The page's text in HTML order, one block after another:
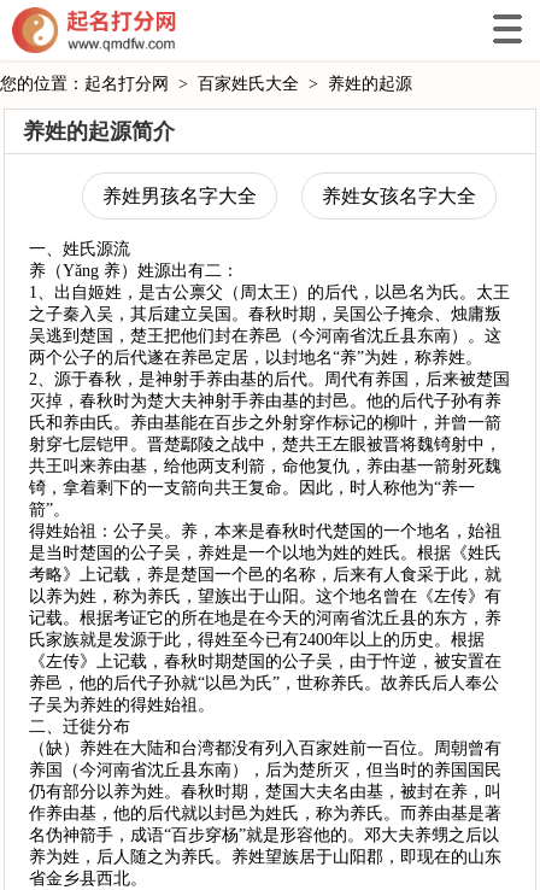
您的位置： 起名打分网 > 百家姓氏大全 > 养姓的起源
养姓的起源简介
养姓男孩名字大全 养姓女孩名字大全
一、姓氏源流
养（Yǎng 养）姓源出有二：
1、出自姬姓，是古公禀父（周太王）的后代，以邑名为氏。太王
之子秦入吴，其后建立吴国。春秋时期，吴国公子掩佘、烛庸叛
吴逃到楚国，楚王把他们封在养邑（今河南省沈丘县东南）。这
两个公子的后代遂在养邑定居，以封地名“养”为姓，称养姓。
2、源于春秋，是神射手养由基的后代。周代有养国，后来被楚国
灭掉，春秋时为楚大夫神射手养由基的封邑。他的后代子孙有养
氏和养由氏。养由基能在百步之外射穿作标记的柳叶，并曾一箭
射穿七层铠甲。晋楚鄢陵之战中，楚共王左眼被晋将魏锜射中，
共王叫来养由基，给他两支利箭，命他复仇，养由基一箭射死魏
锜，拿着剩下的一支箭向共王复命。因此，时人称他为“养一
箭”。
得姓始祖：公子吴。养，本来是春秋时代楚国的一个地名，始祖
是当时楚国的公子吴，养姓是一个以地为姓的姓氏。根据《姓氏
考略》上记载，养是楚国一个邑的名称，后来有人食采于此，就
以养为姓，称为养氏，望族出于山阳。这个地名曾在《左传》有
记载。根据考证它的所在地是在今天的河南省沈丘县的东方，养
氏家族就是发源于此，得姓至今已有2400年以上的历史。根据
《左传》上记载，春秋时期楚国的公子吴，由于忤逆，被安置在
养邑，他的后代子孙就“以邑为氏”，世称养氏。故养氏后人奉公
子吴为养姓的得姓始祖。
二、迁徙分布
（缺）养姓在大陆和台湾都没有列入百家姓前一百位。周朝曾有
养国（今河南省沈丘县东南），后为楚所灭，但当时的养国国民
仍有部分以养为姓。春秋时期，楚国大夫名由基，被封在养，叫
作养由基，他的后代就以封邑为姓氏，称为养氏。而养由基是著
名伪神箭手，成语“百步穿杨”就是形容他的。邓大夫养甥之后以
养为姓，后人随之为养氏。养姓望族居于山阳郡，即现在的山东
省金乡县西北。